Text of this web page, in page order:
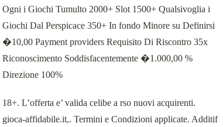
Ogni i Giochi Tumulto 2000+ Slot 1500+ Qualsivoglia i
Giochi Dal Perspicace 350+ In fondo Minore su Definirsi
�10,00 Payment providers Requisito Di Riscontro 35x
Riconoscimento Soddisfacentemente �1.000,00 %
Direzione 100%
18+. L’offerta e’ valida celibe a rso nuovi acquirenti.
gioca-affidabile.it,. Termini e Condizioni applicate. Additif